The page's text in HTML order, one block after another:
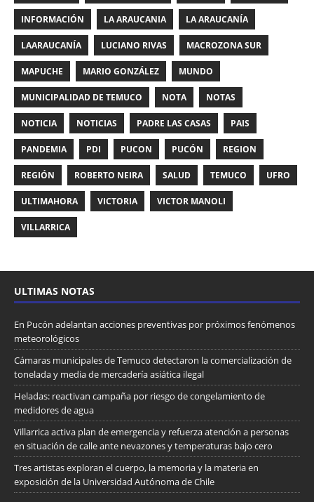
INFORMACIÓN LA ARAUCANIA LA ARAUCANÍA
LAARAUCANÍA LUCIANO RIVAS MACROZONA SUR
MAPUCHE MARIO GONZÁLEZ MUNDO
MUNICIPALIDAD DE TEMUCO NOTA NOTAS
NOTICIA NOTICIAS PADRE LAS CASAS PAIS
PANDEMIA PDI PUCON PUCÓN REGION
REGIÓN ROBERTO NEIRA SALUD TEMUCO UFRO
ULTIMAHORA VICTORIA VICTOR MANOLI
VILLARRICA
ULTIMAS NOTAS
En Pucón adelantan acciones preventivas por próximos fenómenos
meteorológicos
Cámaras municipales de Temuco detectaron la comercialización de
tonelada y media de mercadería asiática ilegal
Heladas: reactivan campaña por riesgo de congelamiento de
medidores de agua
Villarrica activa plan de emergencia y refuerza atención a personas
en situación de calle ante nevazones y temperaturas bajo cero
Tres artistas exploran el cuerpo, la memoria y la materia en
exposición de la Universidad Autónoma de Chile